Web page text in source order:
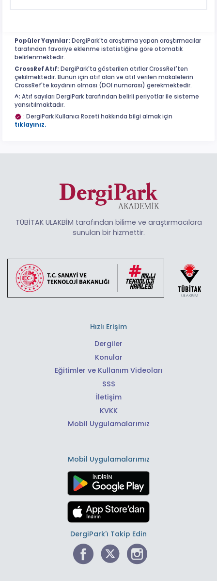
Popüler Yayınlar: DergiPark'ta araştırma yapan araştırmacılar
tarafından favoriye eklenme istatistiğine göre otomatik
belirlenmektedir.
CrossRef Atıf: DergiPark'ta gösterilen atıflar CrossRef'ten
çekilmektedir. Bunun için atıf alan ve atıf verilen makalelerin
CrossRef'te kaydının olması (DOI numarası) gerekmektedir.
^: Atıf sayıları DergiPark tarafından belirli periyotlar ile sisteme
yansıtılmaktadır.
: DergiPark Kullanıcı Rozeti hakkında bilgi almak için
tıklayınız.
TÜBİTAK ULAKBİM tarafından bilime ve araştırmacılara
sunulan bir hizmettir.
Hızlı Erişim
Dergiler
Konular
Eğitimler ve Kullanım Videoları
SSS
İletişim
KVKK
Mobil Uygulamalarımız
Mobil Uygulamalarımız
DergiPark'ı Takip Edin